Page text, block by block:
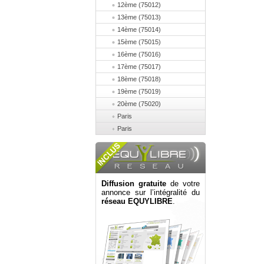
12ème (75012)
13ème (75013)
14ème (75014)
15ème (75015)
16ème (75016)
17ème (75017)
18ème (75018)
19ème (75019)
20ème (75020)
Paris
Paris
Diffusion gratuite de votre
annonce sur l’intégralité du
réseau EQUYLIBRE.